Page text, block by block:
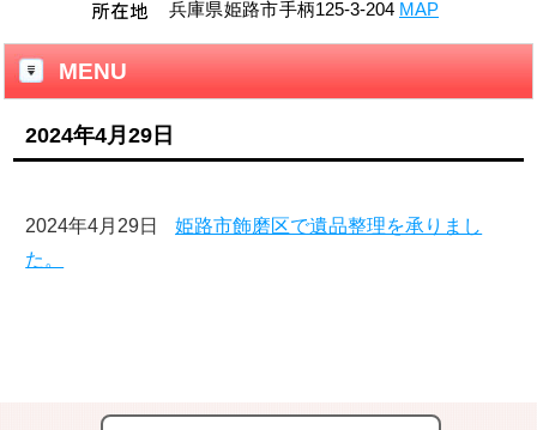
兵庫県姫路市手柄125-3-204 MAP
MENU
2024年4月29日
2024年4月29日
姫路市飾磨区で遺品整理を承りまし
た。